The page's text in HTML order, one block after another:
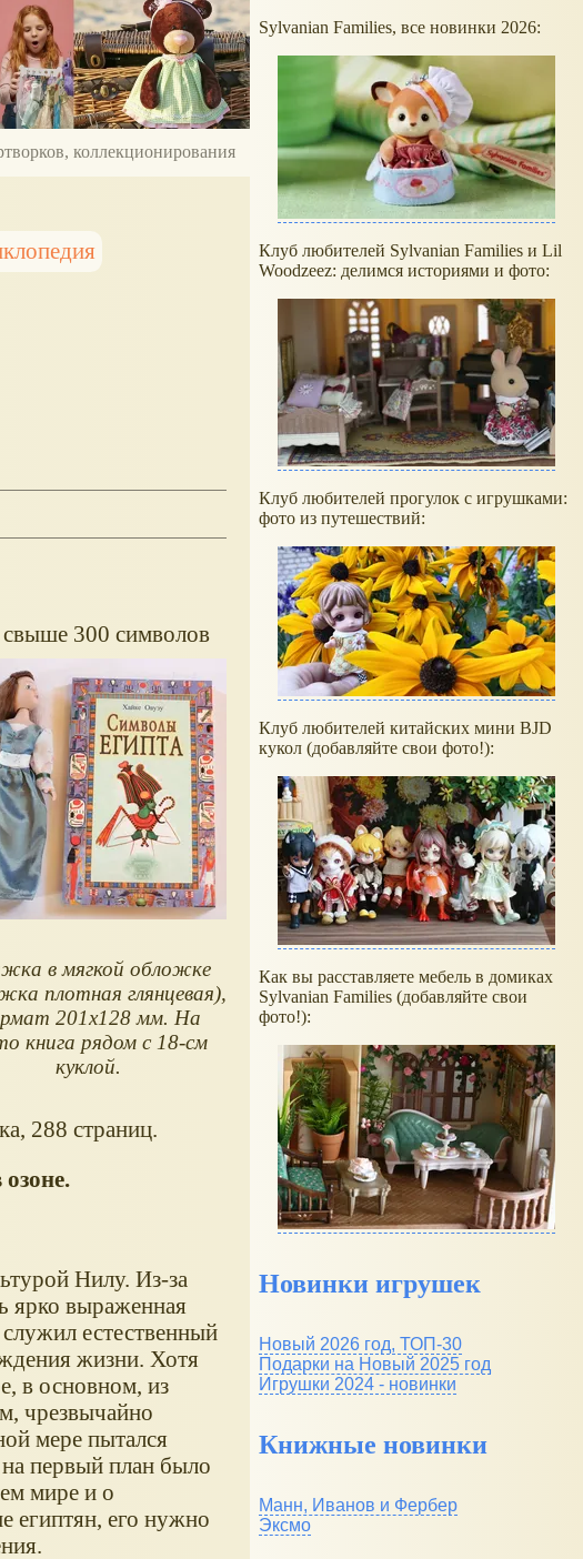
коллекционирования
300 символов
в мягкой обложке
плотная глянцевая),
201x128 мм. На
книга рядом с 18-см
куклой.
288 страниц.
Нилу. Из-за
ярко выраженная
естественный
жизни. Хотя
в основном, из
чрезвычайно
мере пытался
первый план было
мире и о
египтян, его нужно
Sylvanian Families, все новинки 2026:
Клуб любителей Sylvanian Families и Lil
Woodzeez: делимся историями и фото:
Клуб любителей прогулок с игрушками:
фото из путешествий:
Клуб любителей китайских мини BJD
кукол (добавляйте свои фото!):
Как вы расставляете мебель в домиках
Sylvanian Families (добавляйте свои
фото!):
Новинки игрушек
Новый 2026 год, ТОП-30
Подарки на Новый 2025 год
Игрушки 2024 - новинки
Книжные новинки
Манн, Иванов и Фербер
Эксмо